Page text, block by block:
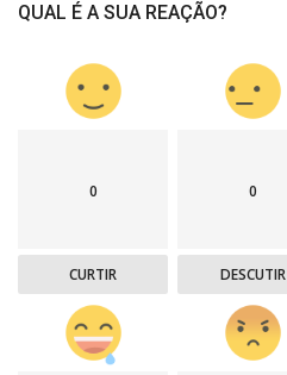
QUAL É A SUA REAÇÃO?
0
CURTIR
0
DESCUTIR